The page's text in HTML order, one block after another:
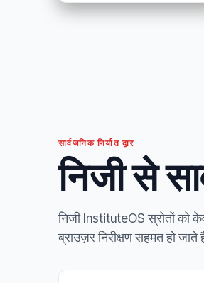
सार्वजनिक निर्यात द्वार
निजी से
निजी InstituteOS स्रोतों को
ब्राउज़र निरीक्षण सहमत हो